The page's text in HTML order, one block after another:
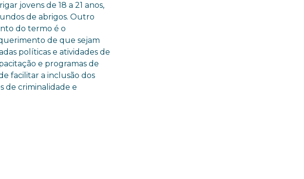
jovens de 18 a 21 anos,
de abrigos. Outro
do termo é o
de que sejam
políticas e atividades de
e programas de
facilitar a inclusão dos
de criminalidade e